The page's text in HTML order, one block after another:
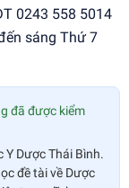
0243 558 5014
sáng Thứ 7
đã được kiểm
Dược Thái Bình.
đề tài về Dược